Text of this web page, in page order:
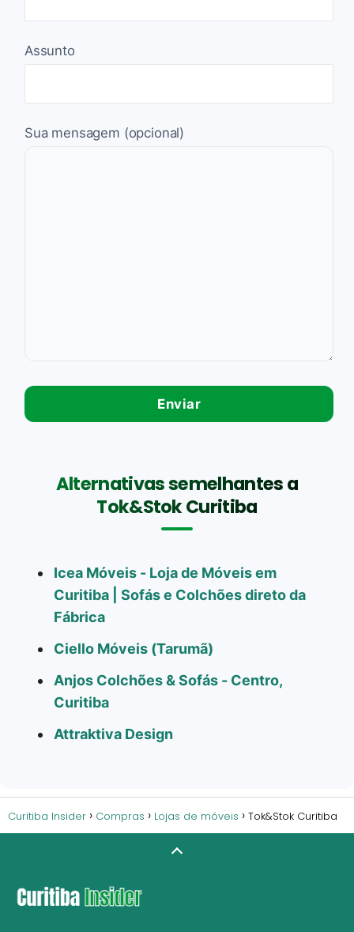
Assunto
Sua mensagem (opcional)
Alternativas semelhantes a
Tok&Stok Curitiba
Icea Móveis - Loja de Móveis em
Curitiba | Sofás e Colchões direto da
Fábrica
Ciello Móveis (Tarumã)
Anjos Colchões & Sofás - Centro,
Curitiba
Attraktiva Design
Curitiba Insider Compras Lojas de móveis Tok&Stok Curitiba